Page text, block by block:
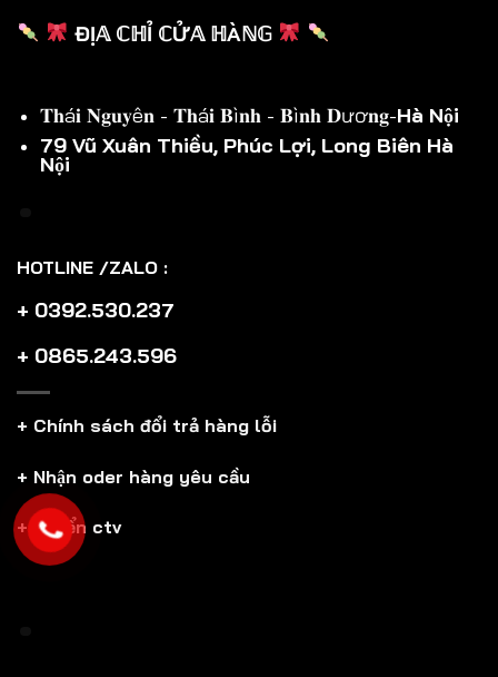
ĐỊ𝔸 ℂℍỈ ℂỬ𝔸 ℍÀℕ𝔾
𝐓𝐡á𝐢 𝐍𝐠𝐮𝐲ê𝐧 - 𝐓𝐡á𝐢 𝐁ì𝐧𝐡 - 𝐁ì𝐧𝐡 𝐃ươ𝐧𝐠-Hà Nội
79 Vũ Xuân Thiều, Phúc Lợi, Long Biên Hà
Nội
HOTLINE /ZALO :
+ 0392.530.237
+ 0865.243.596
+ Chính sách đổi trả hàng lỗi
+ Nhận oder hàng yêu cầu
+ Tuyển ctv